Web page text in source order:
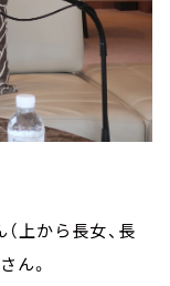
上から長女、長
ん。